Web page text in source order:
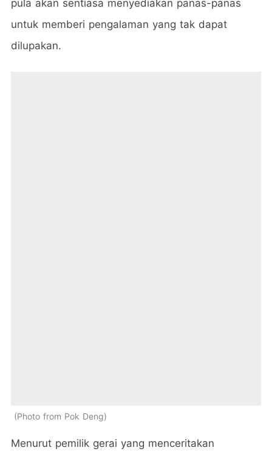
pula akan sentiasa menyediakan panas-panas
untuk memberi pengalaman yang tak dapat
dilupakan.
Photo from Pok Deng
Menurut pemilik gerai yang menceritakan